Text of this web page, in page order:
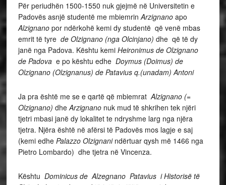
Për periudhën 1500-1550 nuk gjejmë në Universitetin e
Padovës asnjë studentë me mbiemrinArzignanoapo
Alzignanopor ndërkohë kemi dy studentë që venë mbas
emrit të tyre de Olzignano (nga Olcinjano) dhe që të dy
janë nga Padova. Kështu kemi Heironimus de Olzignano
de Padovae po kështu edhe Doymus (Doimus) de
Olzignano (Olzignanus) de Patavius q.(unadam) Antoni
Ja pra është me se e qartë që mbiemratAlzignano (=
Olzignano) dheArzignanonuk mud të shkrihen tek njëri
tjetri mbasi janë dy lokalitet te ndryshme larg nga njëra
tjetra. Njëra është në afërsi të Padovës mos lagje e saj
(kemi edhe Palazzo Olzignani ndërtuar qysh më 1466 nga
Pietro Lombardo) dhe tjetra në Vincenza.
Kështu Dominicus de Alzegnano Patavius i Historisë të